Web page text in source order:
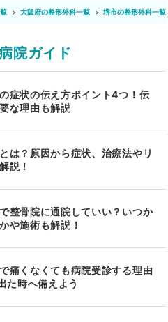
大阪府の整形外科一覧 堺市の整形外科一覧
院ガイド
症状の伝え方ポイント4つ！伝
な理由も解説
は？原因から症状、治療法やリ
説！
整骨院に通院していい？いつか
や施術も解説！
痛くなくても病院受診する理由
た時へ備えよう